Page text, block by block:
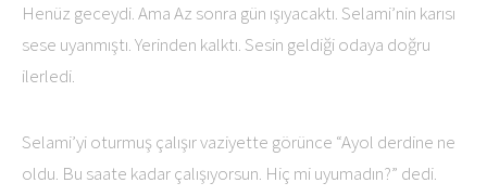
Henüz geceydi. Ama Az sonra gün ışıyacaktı. Selami’nin karısı
sese uyanmıştı. Yerinden kalktı. Sesin geldiği odaya doğru
ilerledi.
Selami’yi oturmuş çalışır vaziyette görünce “Ayol derdine ne
oldu. Bu saate kadar çalışıyorsun. Hiç mi uyumadın?” dedi.